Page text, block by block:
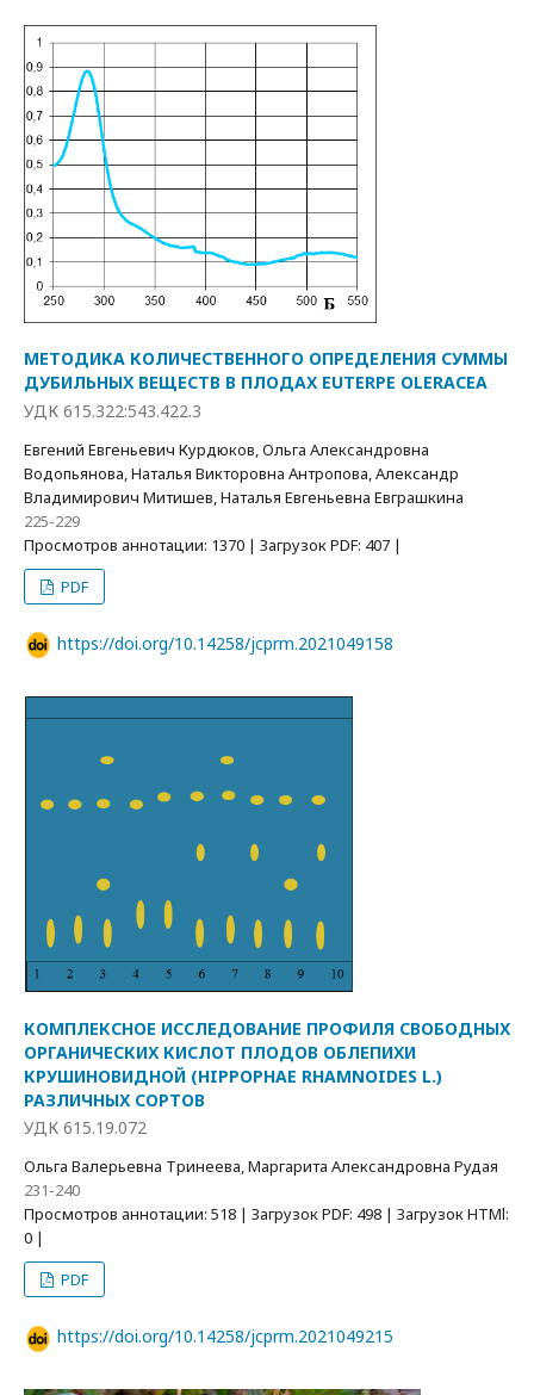
МЕТОДИКА КОЛИЧЕСТВЕННОГО ОПРЕДЕЛЕНИЯ СУММЫ
ДУБИЛЬНЫХ ВЕЩЕСТВ В ПЛОДАХ EUTERPE OLERACEA
УДК 615.322:543.422.3
Евгений Евгеньевич Курдюков, Ольга Александровна
Водопьянова, Наталья Викторовна Антропова, Александр
Владимирович Митишев, Наталья Евгеньевна Евграшкина
225-229
Просмотров аннотации: 1370 | Загрузок PDF: 407 |
PDF
https://doi.org/10.14258/jcprm.2021049158
КОМПЛЕКСНОЕ ИССЛЕДОВАНИЕ ПРОФИЛЯ СВОБОДНЫХ
ОРГАНИЧЕСКИХ КИСЛОТ ПЛОДОВ ОБЛЕПИХИ
КРУШИНОВИДНОЙ (HIPPOPHAE RHAMNOIDES L.)
РАЗЛИЧНЫХ СОРТОВ
УДК 615.19.072
Ольга Валерьевна Тринеева, Маргарита Александровна Рудая
231-240
Просмотров аннотации: 518 | Загрузок PDF: 498 | Загрузок HTMl:
0 |
PDF
https://doi.org/10.14258/jcprm.2021049215